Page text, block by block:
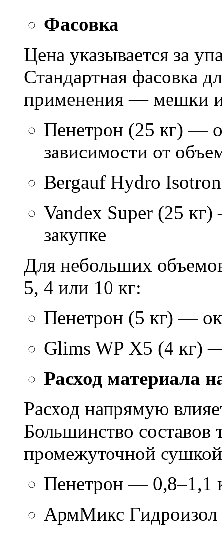
Фасовка
Цена указывается за
Стандартная фасовка
применения — мешки
Пенетрон (25 кг) —
зависимости от
Bergauf Hydro
Vandex Super (25
закупке
Для небольших
5, 4 или 10 кг:
Пенетрон (5 кг) —
Glims WP X5 (4 кг)
Расход материала
Расход напрямую
Большинство составов
промежуточной
Пенетрон — 0,8–1,1
АрмМикс